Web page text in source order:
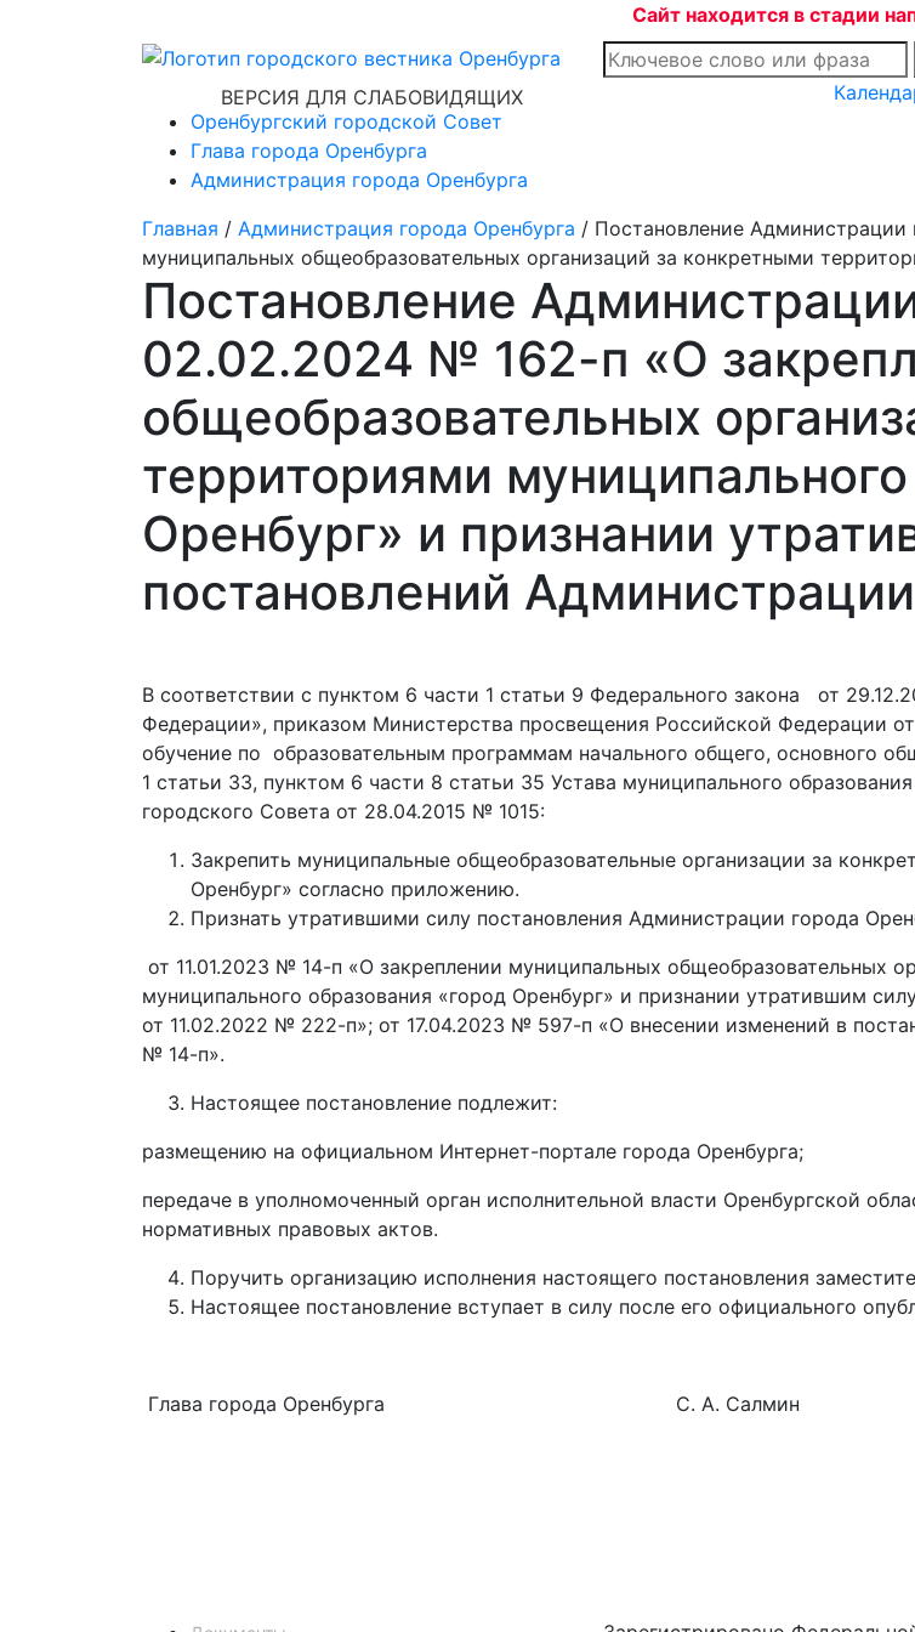
Сайт находится в стадии
ВЕРСИЯ ДЛЯ СЛАБОВИДЯЩИХ
Оренбургский городской Совет
Глава города Оренбурга
Администрация города Оренбурга
Главная / Администрация города Оренбурга / Постановление
муниципальных общеобразовательных организаций за конкретными
Постановление
02.02.2024 № 162-п «О
общеобразовательных
территориями
Оренбург» и признании
постановлений
В соответствии с пунктом 6 части 1 статьи 9 Федерального закона от
Федерации», приказом Министерства просвещения Российской
обучение по образовательным программам начального общего, основного
1 статьи 33, пунктом 6 части 8 статьи 35 Устава муниципального
городского Совета от 28.04.2015 № 1015:
Закрепить муниципальные общеобразовательные организации за
Оренбург» согласно приложению.
Признать утратившими силу постановления Администрации города
от 11.01.2023 № 14-п «О закреплении муниципальных общеобразовательных
муниципального образования «город Оренбург» и признании
от 11.02.2022 № 222-п»; от 17.04.2023 № 597-п «О внесении изменений в
№ 14-п».
Настоящее постановление подлежит:
размещению на официальном Интернет-портале города Оренбурга;
передаче в уполномоченный орган исполнительной власти Оренбургской
нормативных правовых актов.
Поручить организацию исполнения настоящего постановления
Настоящее постановление вступает в силу после его официального
Глава города Оренбурга С. А. Салмин